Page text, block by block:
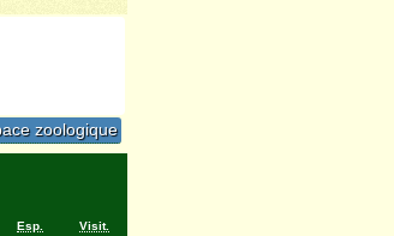
zoologique
Esp.
Visit.